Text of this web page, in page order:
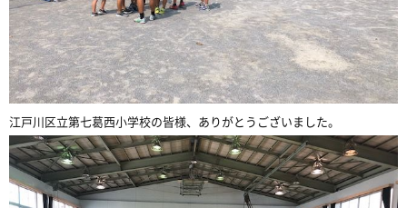
江戸川区立第七葛西小学校の皆様、ありがとうございました。